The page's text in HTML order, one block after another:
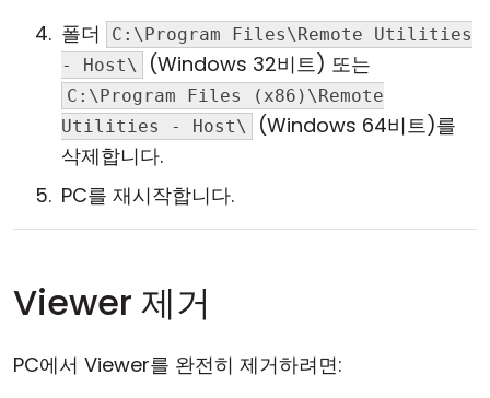
폴더
C:\Program Files\Remote Utilities
- Host\
(Windows 32비트) 또는
C:\Program Files (x86)\Remote
Utilities - Host\
(Windows 64비트)를
삭제합니다.
PC를 재시작합니다.
Viewer 제거
PC에서 Viewer를 완전히 제거하려면: